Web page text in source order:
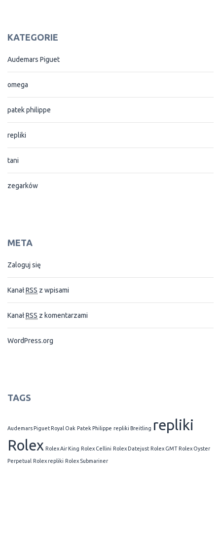
KATEGORIE
Audemars Piguet
omega
patek philippe
repliki
tani
zegarków
META
Zaloguj się
KanałRSS z wpisami
KanałRSS z komentarzami
WordPress.org
TAGS
Audemars Piguet Royal Oak Patek Philippe repliki Breitling repliki
Rolex Rolex Air King Rolex Cellini Rolex Datejust Rolex GMT Rolex Oyster
Perpetual Rolex repliki Rolex Submariner